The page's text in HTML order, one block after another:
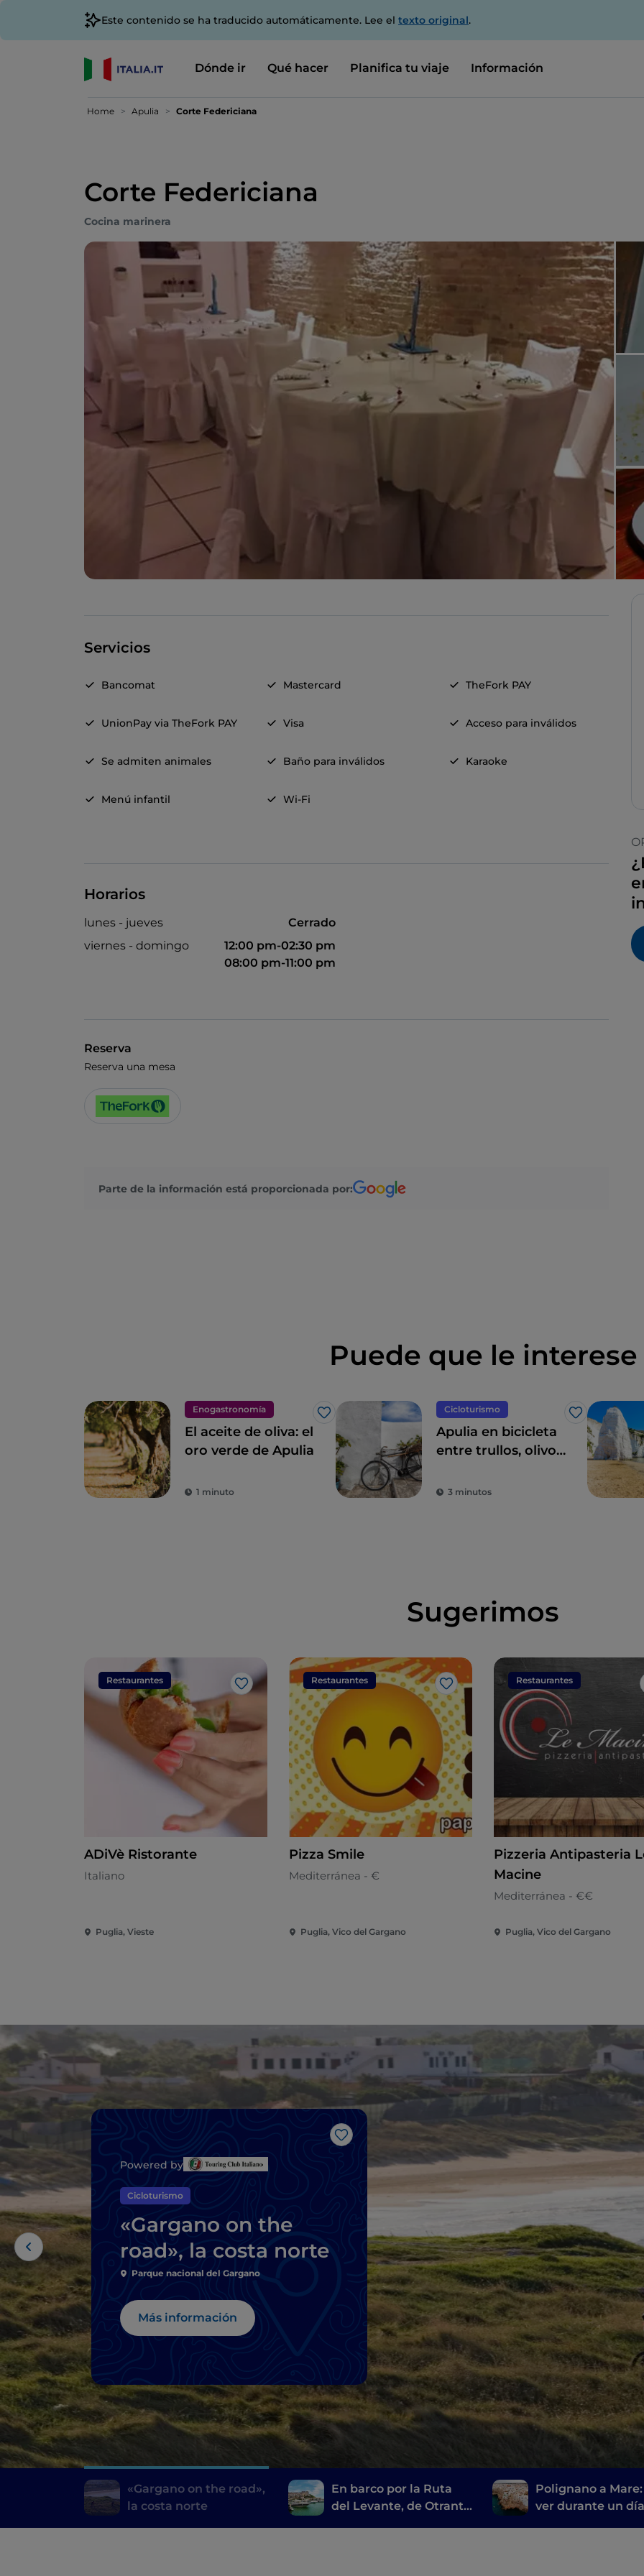
Este contenido se ha traducido automáticamente. Lee el texto original.
Dónde ir Qué hacer Planifica tu viaje Información
Home Apulia Corte Federiciana
Corte Federiciana
Cocina marinera
Servicios
Bancomat Mastercard TheFork PAY
UnionPay via TheFork PAY Visa Acceso para inválidos
Se admiten animales Baño para inválidos Karaoke
Menú infantil Wi-Fi
Horarios
lunes - jueves
Cerrado
viernes - domingo
12:00 pm-02:30 pm
08:00 pm-11:00 pm
Reserva
Reserva una mesa
Parte de la información está proporcionada por:
Puede que le interese
Enogastronomía
Me gusta
El aceite de oliva: el
oro verde de Apulia
1 minuto
Cicloturismo
Me gusta
Apulia en bicicleta
entre trullos, olivos
encanto
3 minutos
Sugerimos
Restaurantes
Me gusta
ADiVè Ristorante
Italiano
Puglia, Vieste
Restaurantes
Me gusta
Pizza Smile
Mediterránea - €
Puglia, Vico del Gargano
Restaurantes
Pizzeria Antipasteria
Macine
Mediterránea - €€
Puglia, Vico del Gargano
Me gusta
Powered by
Cicloturismo
«Gargano on the
road», la costa norte
Parque nacional del Gargano
Más información
«Gargano on the road»,
la costa norte
En barco por la Ruta
del Levante, de Otranto
Polignano a
ver durante un